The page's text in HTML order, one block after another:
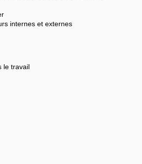
internes et externes
le travail